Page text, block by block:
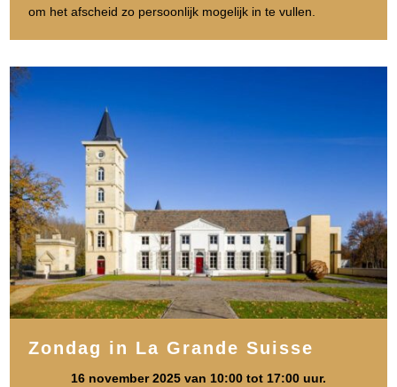
om het afscheid zo persoonlijk mogelijk in te vullen.
Zondag in La Grande Suisse
16 november 2025 van 10:00 tot 17:00 uur.